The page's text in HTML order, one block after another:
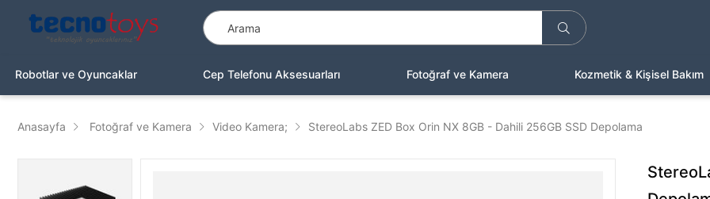
Robotlar ve Oyuncaklar Cep Telefonu Aksesuarları Fotoğraf ve Kamera Kozmetik & Kişisel Bakım
Anasayfa Fotoğraf ve Kamera Video Kamera; StereoLabs ZED Box Orin NX 8GB - Dahili 256GB SSD Depolama